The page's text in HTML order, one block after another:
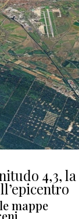
4,3, la
mappe